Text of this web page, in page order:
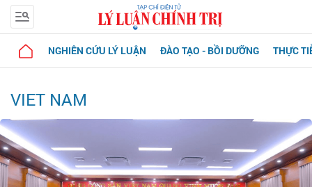
NGHIÊN CỨU LÝ LUẬN ĐÀO TẠO - BỒI DƯỠNG THỰC
VIET NAM